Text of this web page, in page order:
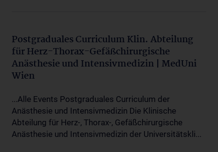
Postgraduales Curriculum Klin. Abteilung
für Herz-Thorax-Gefäßchirurgische
Anästhesie und Intensivmedizin | MedUni
Wien
...Alle Events Postgraduales Curriculum der
Anästhesie und Intensivmedizin Die Klinische
Abteilung für Herz-, Thorax-, Gefäßchirurgische
Anästhesie und Intensivmedizin der Universitätskli...